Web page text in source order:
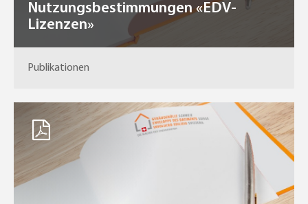
Nutzungsbestimmungen «EDV-
Lizenzen»
Publikationen